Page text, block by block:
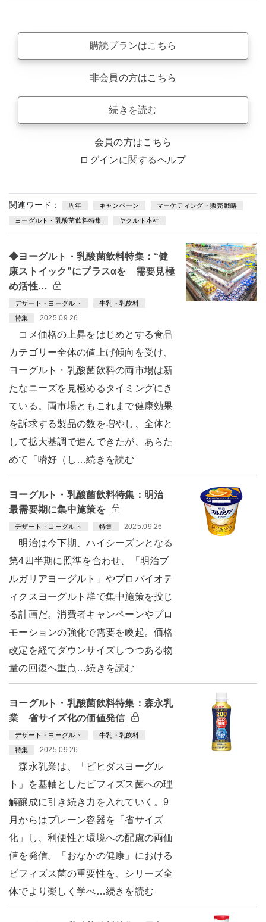
購読プランはこちら
非会員の方はこちら
続きを読む
会員の方はこちら
ログインに関するヘルプ
関連ワード： 周年 キャンペーン マーケティング・販売戦略
ヨーグルト・乳酸菌飲料特集 ヤクルト本社
◆ヨーグルト・乳酸菌飲料特集：“健
康ストイック”にプラスαを 需要見極
め活性…
デザート・ヨーグルト 牛乳・乳飲料
特集 2025.09.26
コメ価格の上昇をはじめとする食品
カテゴリー全体の値上げ傾向を受け、
ヨーグルト・乳酸菌飲料の両市場は新
たなニーズを見極めるタイミングにき
ている。両市場ともこれまで健康効果
を訴求する製品の数を増やし、全体と
して拡大基調で進んできたが、あらた
めて「嗜好（し…続きを読む
ヨーグルト・乳酸菌飲料特集：明治
最需要期に集中施策を
デザート・ヨーグルト 特集 2025.09.26
明治は今下期、ハイシーズンとなる
第4四半期に照準を合わせ、「明治ブ
ルガリアヨーグルト」やプロバイオテ
ィクスヨーグルト群で集中施策を投じ
る計画だ。消費者キャンペーンやプロ
モーションの強化で需要を喚起。価格
改定を経てダウンサイズしつつある物
量の回復へ重点…続きを読む
ヨーグルト・乳酸菌飲料特集：森永乳
業 省サイズ化の価値発信
デザート・ヨーグルト 牛乳・乳飲料
特集 2025.09.26
森永乳業は、「ビヒダスヨーグル
ト」を基軸としたビフィズス菌への理
解醸成に引き続き力を入れていく。9
月からはプレーン容器を「省サイズ
化」し、利便性と環境への配慮の両価
値を発信。「おなかの健康」における
ビフィズス菌の重要性を、シリーズ全
体でより楽しく学べ…続きを読む